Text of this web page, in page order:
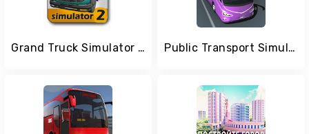
Grand Truck Simulator 2 Public Transport Simulator - Coach